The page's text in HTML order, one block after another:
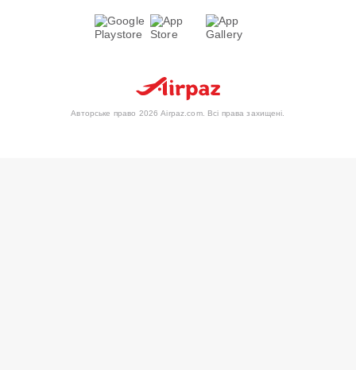
Авторське право 2026 Airpaz.com. Всі права захищені.